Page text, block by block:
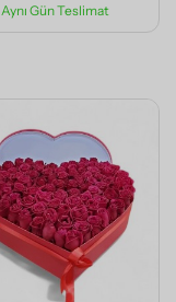
Aynı Gün Teslimat